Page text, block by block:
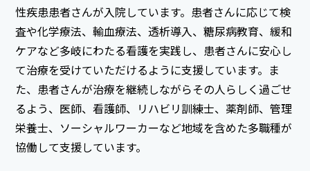
性疾患患者さんが入院しています。患者さんに応じて検
査や化学療法、輸血療法、透析導入、糖尿病教育、緩和
ケアなど多岐にわたる看護を実践し、患者さんに安心し
て治療を受けていただけるように支援しています。ま
た、患者さんが治療を継続しながらその人らしく過ごせ
るよう、医師、看護師、リハビリ訓練士、薬剤師、管理
栄養士、ソーシャルワーカーなど地域を含めた多職種が
協働して支援しています。